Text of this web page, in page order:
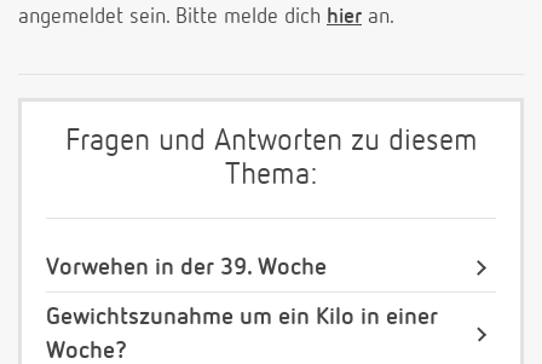
angemeldet sein. Bitte melde dich hier an.
Fragen und Antworten zu diesem
Thema:
Vorwehen in der 39. Woche
Gewichtszunahme um ein Kilo in einer
Woche?